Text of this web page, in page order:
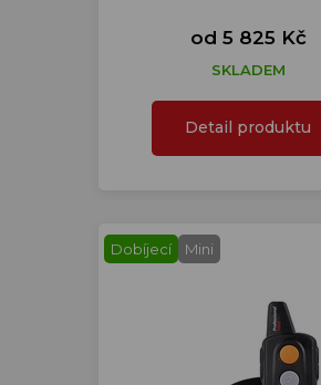
od 5 825 Kč
SKLADEM
Detail produktu
Dobíjecí Mini